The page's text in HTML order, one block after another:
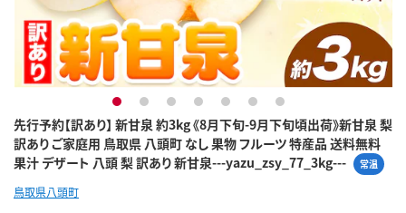
先行予約【訳あり】 新甘泉 約3kg 《8月下旬-9月下旬頃出荷》新甘泉 梨
訳あり ご家庭用 鳥取県 八頭町 なし 果物 フルーツ 特産品 送料無料
果汁 デザート 八頭 梨 訳あり 新甘泉---yazu_zsy_77_3kg---
常温
1 2 3 4 5 6 7
鳥取県八頭町